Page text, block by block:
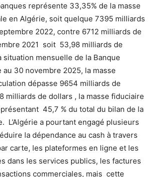
représente 33,35% de la masse
en Algérie, soit quelque 7395 milliards
2022, contre 6712 milliards de
2021 soit 53,98 milliards de
mensuelle de la Banque
au 30 novembre 2025, la masse
dépasse 9654 milliards de
milliards de dollars , la masse fiduciaire
45,7 % du total du bilan de la
L’Algérie a pourtant engagé plusieurs
la dépendance au cash à travers
carte, les plateformes en ligne et les
dans les services publics, les factures
commerciales, mais cette